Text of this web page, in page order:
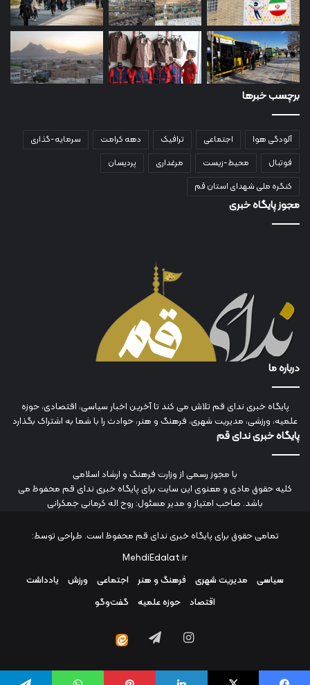
برچسب خبرها
آلودگی هوا اجتماعی ترافیک دهه کرامت
سرمایه-گذاری
فوتبال
محیط-زیست مرغداری
پردیسان
کنگره ملی شهدای استان قم
مجوز پایگاه خبری
درباره ما
پایگاه خبری ندای قم تلاش می کند تا آخرین اخبار سیاسی، اقتصادی، حوزه
علمیه، ورزشی، مدیریت شهری، فرهنگ و هنر، حوادث را با شما به اشتراک بگذارد
پایگاه خبری ندای قم
با مجوز رسمی از وزارت فرهنگ و ارشاد اسلامی
کلیه حقوق مادی و معنوی این سایت برای پایگاه خبری ندای قم محفوظ می
باشد. صاحب امتیاز و مدیر مسئول: روح اله کرمانی جمکرانی
تمامی حقوق برای پایگاه خبری ندای قم محفوظ است. طراحی توسط:
MehdiEdalat.ir
سیاسی
مدیریت شهری فرهنگ و هنر اجتماعی ورزش
یادداشت
اقتصاد
حوزه علمیه گفت‌وگو
اینستاگرامتلگرام